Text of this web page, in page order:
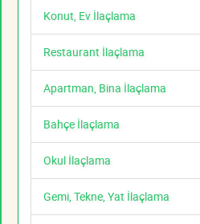
Konut, Ev İlaçlama
Restaurant İlaçlama
Apartman, Bina İlaçlama
Bahçe İlaçlama
Okul İlaçlama
Gemi, Tekne, Yat İlaçlama